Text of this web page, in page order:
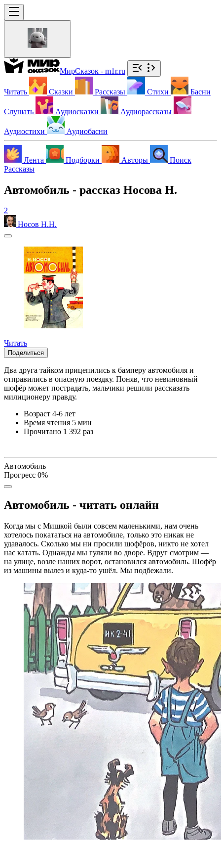
МирСказок - m1r.ru
Читать Сказки Рассказы Стихи Басни
Слушать Аудиосказки Аудиорассказы
Аудиостихи Аудиобасни
Лента Подборки Авторы
Поиск
Рассказы
Автомобиль - рассказ Носова Н.
2
Носов Н.Н.
Читать
Поделиться
Два друга тайком прицепились к бамперу автомобиля и
отправились в опасную поездку. Поняв, что невиновный
шофёр может пострадать, мальчики решили рассказать
милиционеру правду.
Возраст 4-6 лет
Время чтения 5 мин
Прочитано 1 392 раз
Автомобиль
Прогресс 0%
Автомобиль - читать онлайн
Когда мы с Мишкой были совсем маленькими, нам очень
хотелось покататься на автомобиле, только это никак не
удавалось. Сколько мы ни просили шофёров, никто не хотел
нас катать. Однажды мы гуляли во дворе. Вдруг смотрим —
на улице, возле наших ворот, остановился автомобиль. Шофёр
из машины вылез и куда-то ушёл. Мы подбежали.